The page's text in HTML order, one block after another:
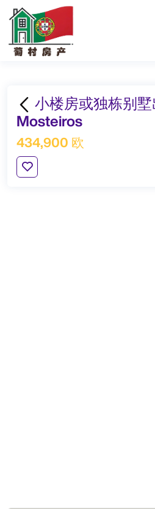
小楼房或独栋别
Mosteiros
434,900 欧